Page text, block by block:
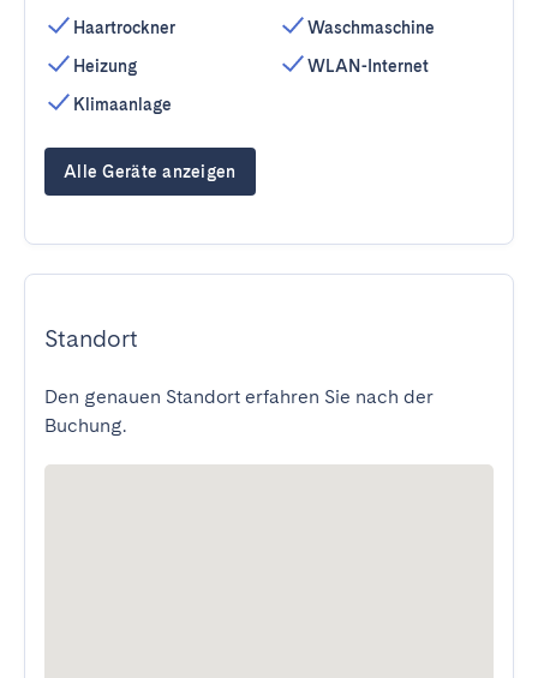
Haartrockner
Heizung
Klimaanlage
Waschmaschine
WLAN-Internet
Alle Geräte anzeigen
Standort
Den genauen Standort erfahren Sie nach der
Buchung.